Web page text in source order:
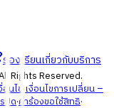
ร้องเรียนเกี่ยวกับบริการ
Rights Reserved.
นไข·เงื่อนไขการเปลี่ยน –
ปิด·คำร้องขอใช้สิทธิ·